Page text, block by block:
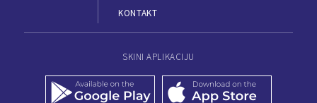
KONTAKT
SKINI APLIKACIJU